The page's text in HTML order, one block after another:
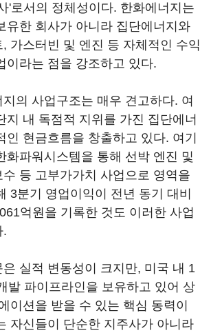
'로서의 정체성이다. 한화에너지는
유한 회사가 아니라 집단에너지와
가스터빈 및 엔진 등 자체적인 수익
이라는 점을 강조하고 있다.
의 사업구조는 매우 견고하다. 여
지 내 독점적 지위를 가진 집단에너
인 현금흐름을 창출하고 있다. 여기
화파워시스템을 통해 선박 엔진 및
등 고부가가치 사업으로 영역을
3분기 영업이익이 전년 동기 대비
억원을 기록한 것도 이러한 사업
.
실적 변동성이 크지만, 미국 내 1
발 파이프라인을 보유하고 있어 상
이션을 받을 수 있는 핵심 동력이
자신들이 단순한 지주사가 아니라